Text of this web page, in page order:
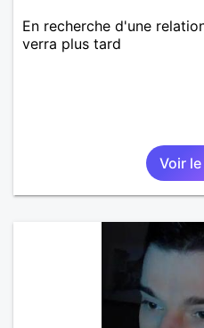
En recherche d'une
verra plus tard
Voir